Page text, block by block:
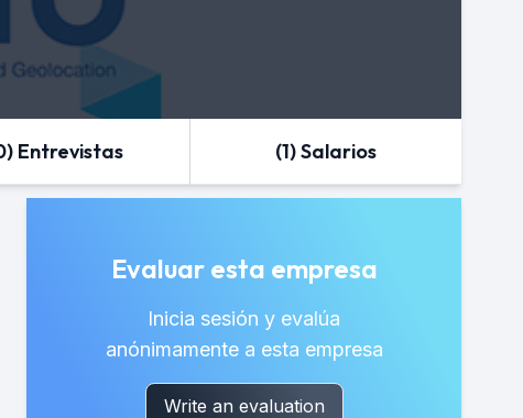
Entrevistas (1) Salarios
Evaluar esta empresa
Inicia sesión y evalúa
anónimamente a esta empresa
Write an evaluation